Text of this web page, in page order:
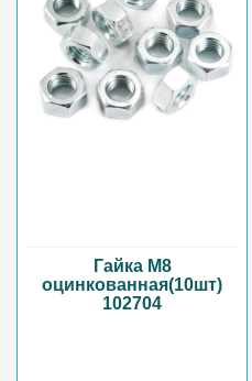
Гайка М8
оцинкованная(10шт)
102704